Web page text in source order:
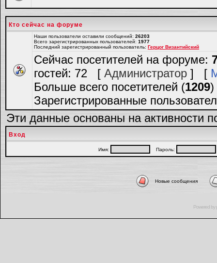
Кто сейчас на форуме
Наши пользователи оставили сообщений: 26203
Всего зарегистрированных пользователей: 1977
Последний зарегистрированный пользователь: Герцог Византийский
Сейчас посетителей на форуме:
гостей: 72 [ Администратор ] [
Больше всего посетителей (1209)
Зарегистрированные
Эти данные основаны на активности
Вход
Имя: Пароль:
Новые сообщения
Powered by